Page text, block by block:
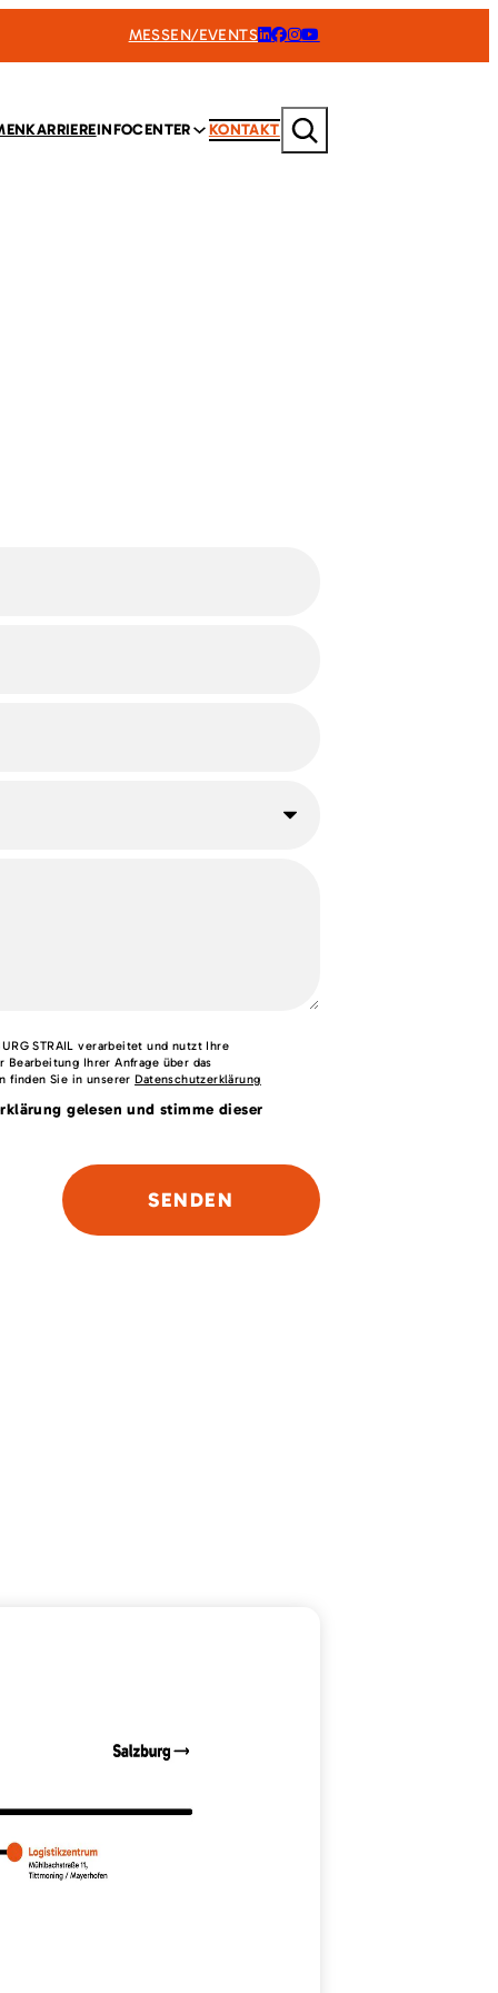
MESSEN/EVENTS
KARRIEREINFOCENTER KONTAKT
Suchen
STRAIL verarbeitet und nutzt Ihre
Bearbeitung Ihrer Anfrage über das
finden Sie in unserer Datenschutzerklärung
gelesen und stimme dieser